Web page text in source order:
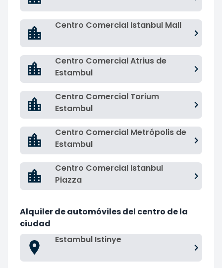
Centro Comercial Istanbul Mall
Centro Comercial Atrius de
Estambul
Centro Comercial Torium
Estambul
Centro Comercial Metrópolis de
Estambul
Centro Comercial Istanbul
Piazza
Alquiler de automóviles del centro de la
ciudad
Estambul Istinye